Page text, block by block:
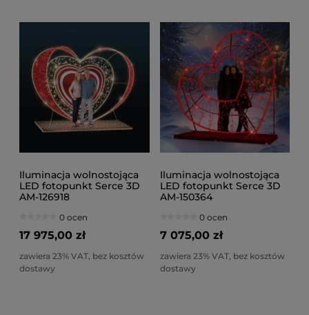
Iluminacja wolnostojąca
LED fotopunkt Serce 3D
AM-126918
0 ocen
17 975,00 zł
zawiera 23% VAT, bez kosztów
dostawy
Iluminacja wolnostojąca
LED fotopunkt Serce 3D
AM-150364
0 ocen
7 075,00 zł
zawiera 23% VAT, bez kosztów
dostawy